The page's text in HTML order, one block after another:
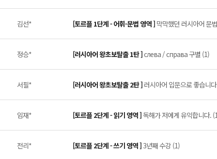
김선* [토르플 1단계 - 어휘·문법 영역 ] 막막했던 러시아어 문
정승* [러시아어 왕초보탈출 1탄 ]слева / справа 구별 (1)
서필* [러시아어 왕초보탈출 2탄 ] 러시아어 입문으로 좋습니
임재* [토르플 2단계 - 읽기 영역 ]독해가 저에게 유익합니다.
전리* [토르플 2단계 - 쓰기 영역 ] 3년째 수강 (1)